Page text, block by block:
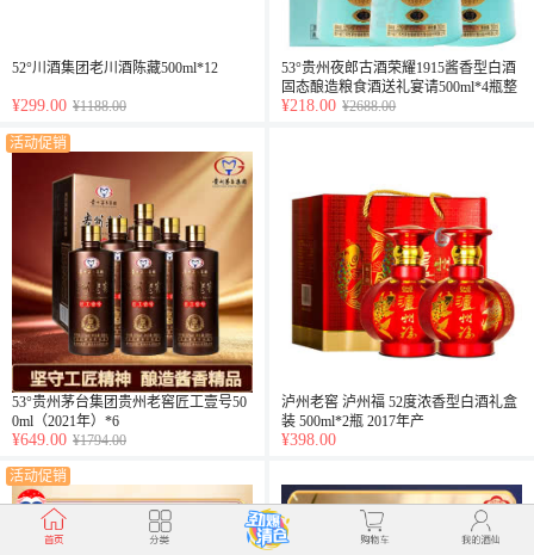
52°川酒集团老川酒陈藏500ml*12
¥299.00 ¥1188.00
53°贵州夜郎古酒荣耀1915酱香型白酒
固态酿造粮食酒送礼宴请500ml*4瓶整
箱装
¥218.00 ¥2688.00
活动促销
53°贵州茅台集团贵州老窖匠工壹号50
0ml（2021年）*6
¥649.00 ¥1794.00
泸州老窖 泸州福 52度浓香型白酒礼盒
装 500ml*2瓶 2017年产
¥398.00
活动促销